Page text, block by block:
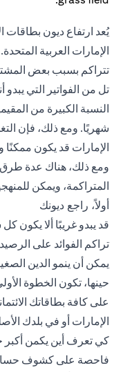
يُعد ارتفاع ديون بطاقات
الإمارات العربية
تتراكم بسبب بعض
تل من الفواتير التي
النسبة الكبيرة من
شهريًا. ومع ذلك، فإن
الإمارات قد يكون ممكنًا
ومع ذلك، هناك عدة طرق
المتراكمة، ويمكن
أولاً، راجع ديونك
قد يبدو غريبًا ألا يكون
تراكم الفوائد على
يمكن أن ينمو الدين
حينها، تكون الخطوة
على كافة بطاقاتك
الإمارات أو في بلدك
كي تعرف أين يكمن أكبر
فاحصة على كشوف